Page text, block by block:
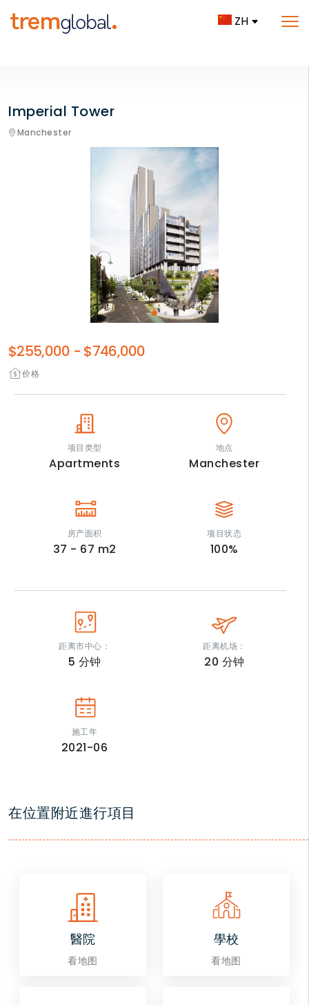
ZH
Imperial Tower
Manchester
价格
$255,000 - $746,000
项目类型
Apartments
地点
Manchester
房产面积
37 - 67 m2
项目状态
100%
距离市中心：
5 分钟
距离机场：
20 分钟
施工年
2021-06
在位置附近進行項目
醫院
看地图
學校
看地图